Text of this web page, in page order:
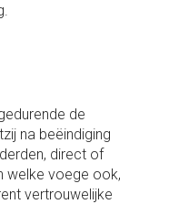
de
na beëindiging
direct of
welke voege ook,
vertrouwelijke